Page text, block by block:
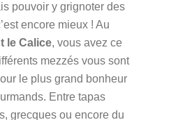
pouvoir y grignoter des
encore mieux ! Au
le Calice, vous avez ce
mezzés vous sont
le plus grand bonheur
Entre tapas
grecques ou encore du